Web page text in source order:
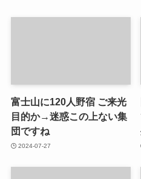
富士山に120人野宿 ご来光
目的か→迷惑この上ない集
団ですね
2024-07-27